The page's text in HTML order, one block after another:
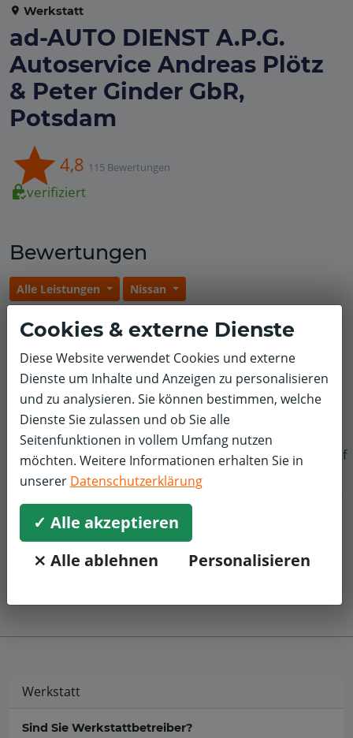
Werkstatt
ad-AUTO DIENST A.P.G.
Autoservice Andreas Plötz
& Peter Ginder GbR,
Potsdam
4,8 115 Bewertungen
verifiziert
Bewertungen
Alle Leistungen Nissan
Andreas G. Sonstige
Nissan
Sehr freundlicher und kompetenter Service. Erfreut war
ich außerordentlich über die Schnelligkeit der
Reparaturen und das gute Preis/Leistungsverhältnis.
Unbedingt zu empfehlen!
Werkstatt
Sind Sie Werkstattbetreiber?
Cookies & externe Dienste
Diese Website verwendet Cookies und externe
Dienste um Inhalte und Anzeigen zu personalisieren
und zu analysieren. Sie können bestimmen, welche
Dienste Sie zulassen und ob Sie alle
Seitenfunktionen in vollem Umfang nutzen
möchten. Weitere Informationen erhalten Sie in
unserer Datenschutzerklärung
✓ Alle akzeptieren
⨯ Alle ablehnen
Personalisieren
f